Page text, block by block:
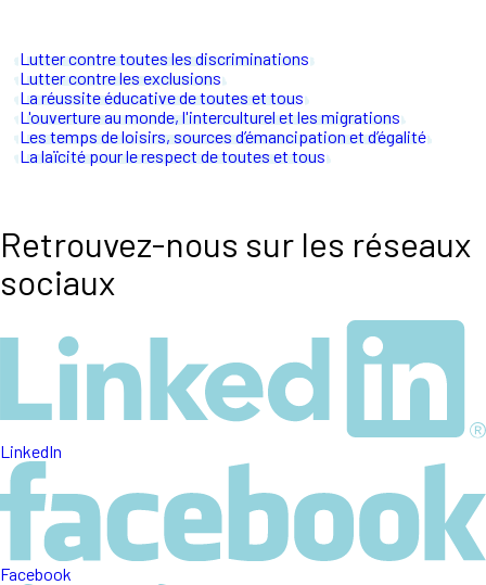
Lutter contre toutes les discriminations
Lutter contre les exclusions
La réussite éducative de toutes et tous
L'ouverture au monde, l'interculturel et les migrations
Les temps de loisirs, sources d’émancipation et d’égalité
La laïcité pour le respect de toutes et tous
Retrouvez-nous sur les réseaux
sociaux
LinkedIn
Facebook